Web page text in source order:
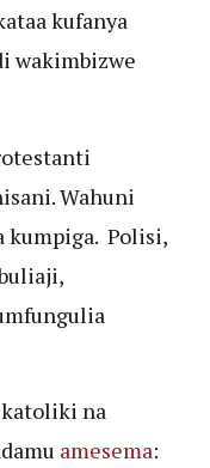
kufanya
wakimbizwe
Wahuni
kumpiga. Polisi,
na
amesema: